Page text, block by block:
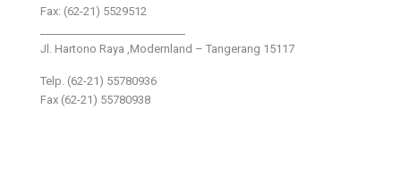
Fax: (62-21) 5529512
Jl. Hartono Raya ,Modernland – Tangerang 15117
Telp. (62-21) 55780936
Fax (62-21) 55780938